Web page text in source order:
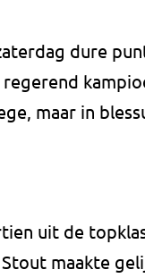
dure
maar in
uit de
maakte